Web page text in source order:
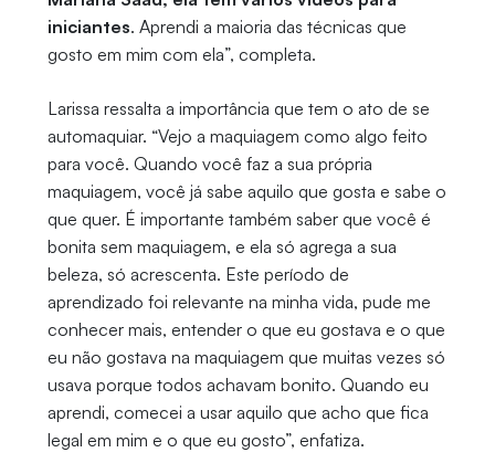
iniciantes. Aprendi a maioria das técnicas que
gosto em mim com ela”, completa.
Larissa ressalta a importância que tem o ato de se
automaquiar. “Vejo a maquiagem como algo feito
para você. Quando você faz a sua própria
maquiagem, você já sabe aquilo que gosta e sabe o
que quer. É importante também saber que você é
bonita sem maquiagem, e ela só agrega a sua
beleza, só acrescenta. Este período de
aprendizado foi relevante na minha vida, pude me
conhecer mais, entender o que eu gostava e o que
eu não gostava na maquiagem que muitas vezes só
usava porque todos achavam bonito. Quando eu
aprendi, comecei a usar aquilo que acho que fica
legal em mim e o que eu gosto”, enfatiza.